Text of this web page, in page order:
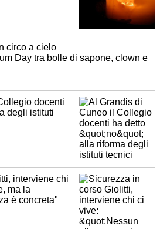
circo a cielo
Day tra bolle di sapone, clown e
docenti
degli istituti
interviene chi
ma la
è concreta"